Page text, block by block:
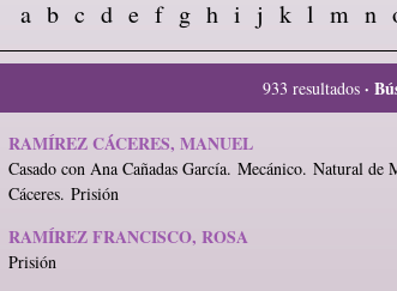
a b c d e f g h i j k l m n
933 resultados ·
RAMÍREZ CÁCERES, MANUEL
Casado con Ana Cañadas García. Mecánico. Natural
Cáceres. Prisión
RAMÍREZ FRANCISCO, ROSA
Prisión